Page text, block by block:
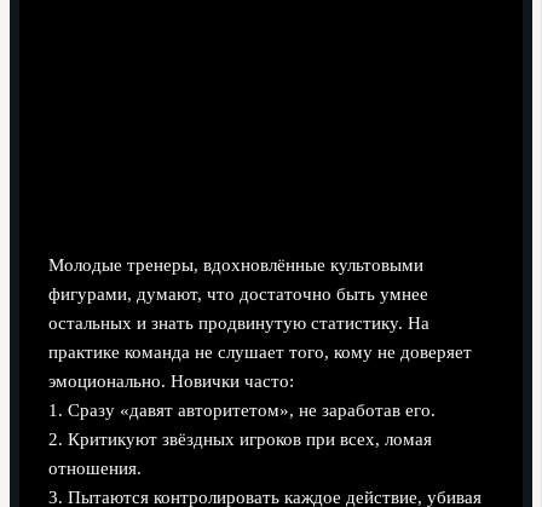
Молодые тренеры, вдохновлённые культовыми
фигурами, думают, что достаточно быть умнее
остальных и знать продвинутую статистику. На
практике команда не слушает того, кому не доверяет
эмоционально. Новички часто:
1. Сразу «давят авторитетом», не заработав его.
2. Критикуют звёздных игроков при всех, ломая
отношения.
3. Пытаются контролировать каждое действие, убивая